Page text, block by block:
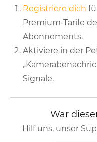
Registriere dich
Premium-Tarife
Abonnements.
Aktiviere in der
Signale.
War
Hilf uns, unser